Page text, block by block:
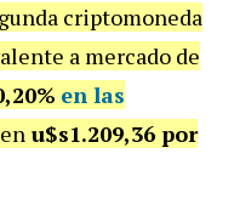
criptomoneda
a mercado de
en las
u$s1.209,36 por